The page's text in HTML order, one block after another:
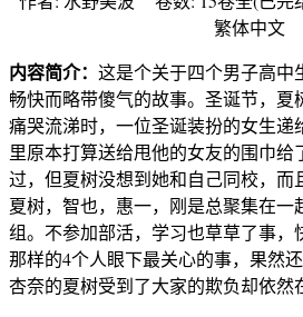
繁体中文
内容简介： 这是个关于四个男子高
畅快而略带傻气的故事。圣诞节，夏
痛哭流涕时，一位圣诞装扮的女生递
里原本打算送给甩他的女友的围巾给
过，但夏树没想到她和自己同校，
夏树，智也，惠一，刚是总聚集在一
组。不参加部活，学习也草草了事，
那样的4个人眼下最关心的事，果然
杏奈的夏树受到了大家的欺负却依然